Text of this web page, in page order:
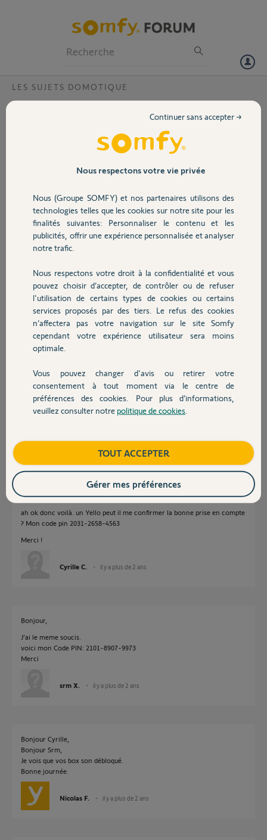
Volet
Sécurité
Domotique
Chauffage
Autres produits
Devis avec un pro
Contact
LES SUJETS DOMOTIQUE
Soucis Home Assistant <> Overkiz <>
depuis hier 3H50 du matin, plus aucun éléments Somfy n'et pilotable
via HA.. j'ai ce message d'erreur dans les logs
data: Failed to connect.
une idée, A priori cela ne réponds plus côté serveur Somfy ?
Puis je avoir de l'aide.
Cyrille C.
il y a plus de 2 ans
Participer au fil de discussion
Bonjour Cyrille
Vous êtes limité a 30 accès par jour.
il y a plus de 2 ans
ah ok donc voilà. un Yello peut il me confirmer la bonne prise en compte
? Mon code pin 2031-2658-4563
Merci !
Cyrille C. il y a plus de 2 ans
Bonjour,
J’ai le meme soucis.
voici mon Code PIN: 2101-8907-9973
Merci
srm X. il y a plus de 2 ans
Bonjour Cyrille,
Bonjour Srm,
Je vois que vos box son débloqué.
Bonne journée.
Nicolas F. il y a plus de 2 ans
Nous respectons votre vie privée
Nous (Groupe SOMFY) et nos partenaires utilisons des
technologies telles que les cookies sur notre site pour les
finalités suivantes: Personnaliser le contenu et les
publicités, offrir une expérience personnalisée et analyser
notre trafic.
Nous respectons votre droit à la confidentialité et vous
pouvez choisir d’accepter, de contrôler ou de refuser
l'utilisation de certains types de cookies ou certains
services proposés par des tiers. Le refus des cookies
n’affectera pas votre navigation sur le site Somfy
cependant votre expérience utilisateur sera moins
optimale.
Vous pouvez changer d'avis ou retirer votre
consentement à tout moment via le centre de
préférences des cookies. Pour plus d’informations,
veuillez consulter notre politique de cookies
Continuer sans accepter →
TOUT ACCEPTER
Gérer mes préférences